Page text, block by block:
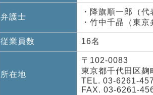
弁護士
・降旗順一郎（代
・竹中千晶（東京
従業員数 16名
所在地
〒102-0083
東京都千代田区
TEL. 03-6261-
FAX. 03-6261-